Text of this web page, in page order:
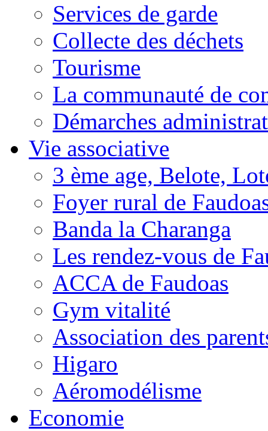
Services de garde
Collecte des déchets
Tourisme
La communauté de
Démarches
Vie associative
3 ème age, Belote,
Foyer rural de
Banda la Charanga
Les rendez-vous de
ACCA de Faudoas
Gym vitalité
Association des
Higaro
Aéromodélisme
Economie